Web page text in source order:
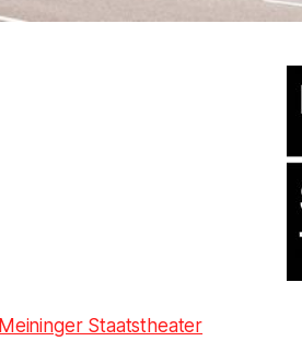
Meininger Staatstheater